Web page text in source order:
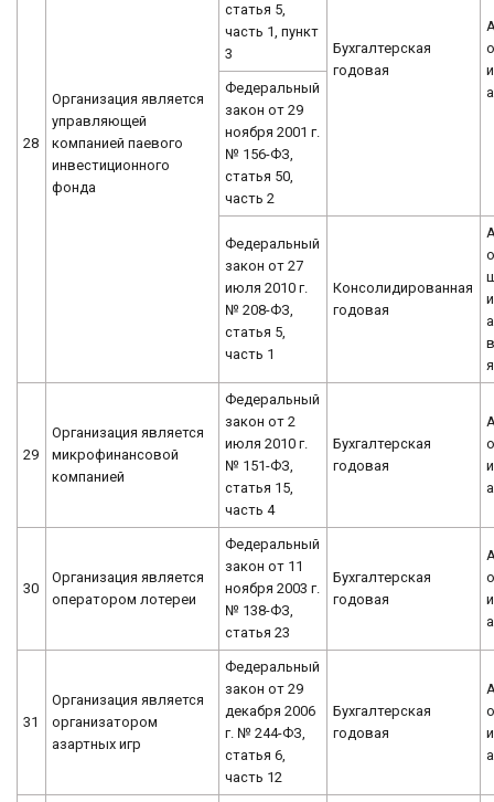
28
Организация является
управляющей
компанией паевого
инвестиционного
фонда
статья 5,
часть 1, пункт
3
Бухгалтерская
годовая
Федеральный
закон от 29
ноября 2001 г.
№ 156-ФЗ,
статья 50,
часть 2
Федеральный
закон от 27
июля 2010 г.
№ 208-ФЗ,
статья 5,
часть 1
Консолидированная
годовая
29
Организация является
микрофинансовой
компанией
Федеральный
закон от 2
июля 2010 г.
№ 151-ФЗ,
статья 15,
часть 4
Бухгалтерская
годовая
30
Организация является
оператором лотереи
Федеральный
закон от 11
ноября 2003 г.
№ 138-ФЗ,
статья 23
Бухгалтерская
годовая
31
Организация является
организатором
азартных игр
Федеральный
закон от 29
декабря 2006
г. № 244-ФЗ,
статья 6,
часть 12
Бухгалтерская
годовая